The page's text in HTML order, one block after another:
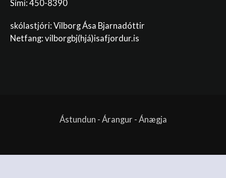
Sími: 450-8390
skólastjóri: Vilborg Ása Bjarnadóttir
Netfang: vilborgbj(hjá)isafjordur.is
Ástundun - Árangur - Ánægja